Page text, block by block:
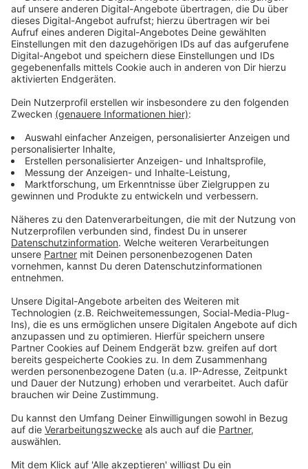
Anzeige
Und das sagen die Heizungsexperten
Anzeige
Hauseigentümer Mehrfamilienhäuser umrüsten, treibt
viele um. Eine der am häufigsten gestellten Fragen von
euch war, ob man eine Wärmepumpe in ein älteres
Haus ohne Fußbodenheizung und nicht optimal isoliert
Heizungsingenieur, sagt, dass das möglich sei. Er
empfiehlt dabei eine sogenannte Hybridlösung:
"Wärmepumpe als Grundlast und dann das Gasgerät als
Spitzenlastgerät. Damit schafft man dann die 65
man dann die nächsten Jahre nutzen, um das Gebäude
weiter zu verbessern, damit 2045 die Gasheizung
wirklich aus ist."
Anzeige
Pauschale Tipps sind schwierig
Anzeige